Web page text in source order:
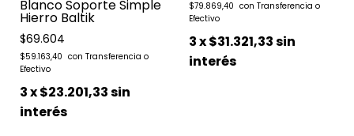
Blanco Soporte Simple
Hierro Baltik
$69.604
$59.163,40
3x$23.201,33sin
interés
$79.869,40
3x$31.321,33sin
interés